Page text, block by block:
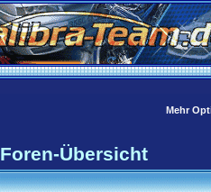
Mehr
Foren-Übersicht